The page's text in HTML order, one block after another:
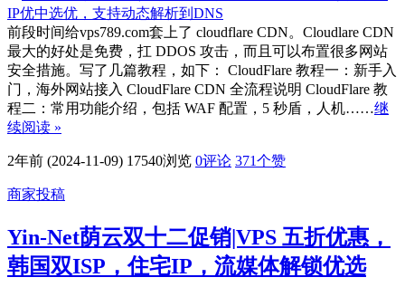
前段时间给vps789.com套上了 cloudflare CDN。Cloudlare CDN
最大的好处是免费，扛 DDOS 攻击，而且可以布置很多网站
安全措施。写了几篇教程，如下： CloudFlare 教程一：新手入
门，海外网站接入 CloudFlare CDN 全流程说明 CloudFlare 教
程二：常用功能介绍，包括 WAF 配置，5 秒盾，人机……继
续阅读 »
2年前 (2024-11-09) 17540浏览 0评论 371个赞
商家投稿
Yin-Net荫云双十二促销|VPS 五折优惠，
韩国双ISP，住宅IP，流媒体解锁优选